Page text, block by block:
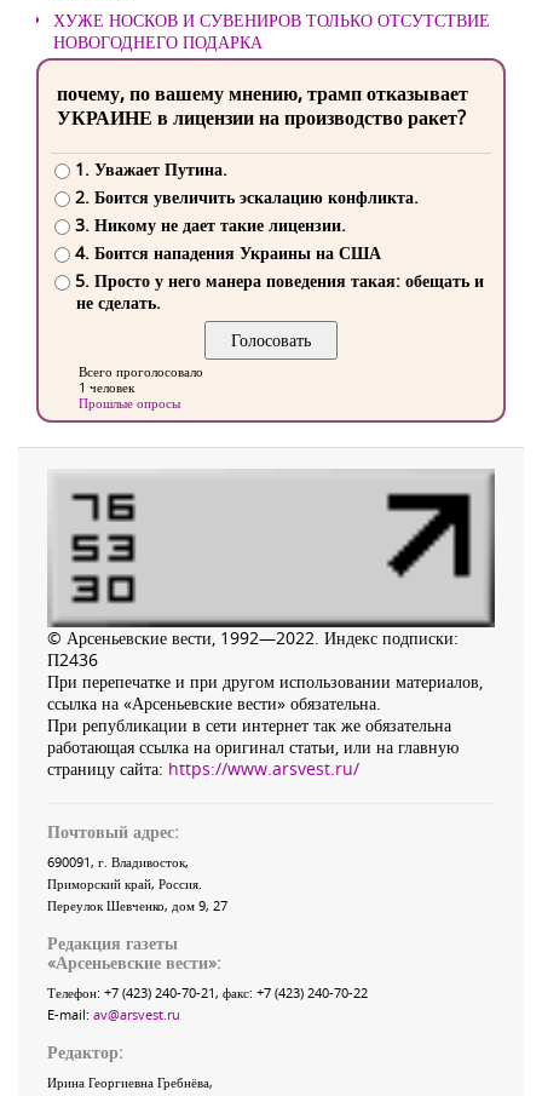
ХУЖЕ НОСКОВ И СУВЕНИРОВ ТОЛЬКО ОТСУТСТВИЕ
НОВОГОДНЕГО ПОДАРКА
почему, по вашему мнению, трамп отказывает
УКРАИНЕ в лицензии на производство ракет?
1. Уважает Путина.
2. Боится увеличить эскалацию конфликта.
3. Никому не дает такие лицензии.
4. Боится нападения Украины на США
5. Просто у него манера поведения такая: обещать и
не сделать.
Всего проголосовало
1 человек
Прошлые опросы
© Арсеньевские вести, 1992—2022. Индекс подписки:
П2436
При перепечатке и при другом использовании материалов,
ссылка на «Арсеньевские вести» обязательна.
При републикации в сети интернет так же обязательна
работающая ссылка на оригинал статьи, или на главную
страницу сайта: https://www.arsvest.ru/
Почтовый адрес:
690091, г. Владивосток,
Приморский край, Россия
Переулок Шевченко, дом 9, 27
Редакция газеты
«Арсеньевские вести»:
Телефон: +7 (423) 240-70-21, факс: +7 (423) 240-70-22
E-mail: av@arsvest.ru
Редактор:
Ирина Георгиевна Гребнёва,